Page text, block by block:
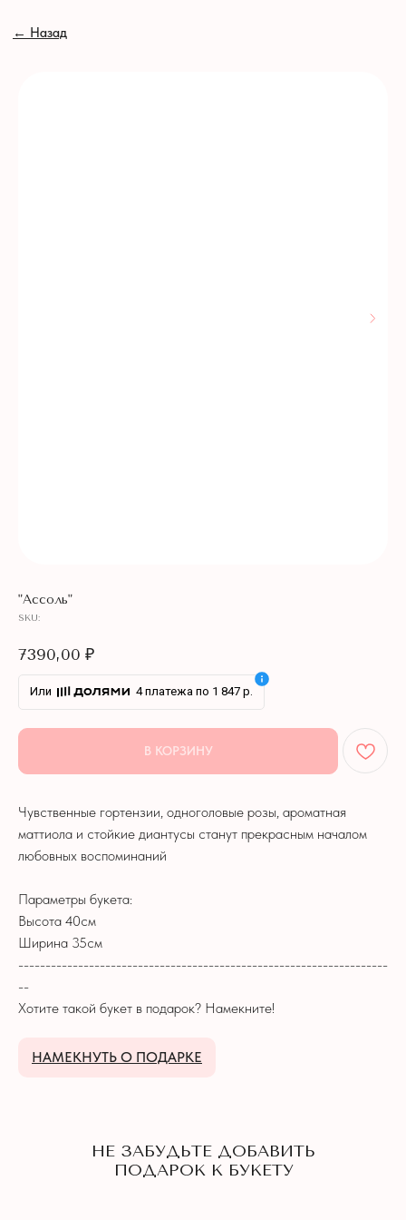
"Ассоль"
SKU:
7390,00 ₽
Или 4 платежа по 1 847 р.
В КОРЗИНУ
Чувственные гортензии, одноголовые розы, ароматная
маттиола и стойкие диантусы станут прекрасным началом
любовных воспоминаний
Параметры букета:
Высота 40см
Ширина 35см
--------------------------------------------------------------------
--
Хотите такой букет в подарок? Намекните!
НАМЕКНУТЬ О ПОДАРКЕ
НЕ ЗАБУДЬТЕ ДОБАВИТЬ
ПОДАРОК К БУКЕТУ